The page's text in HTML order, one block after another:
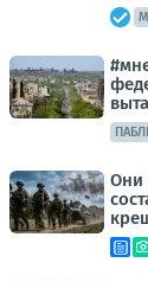
Они